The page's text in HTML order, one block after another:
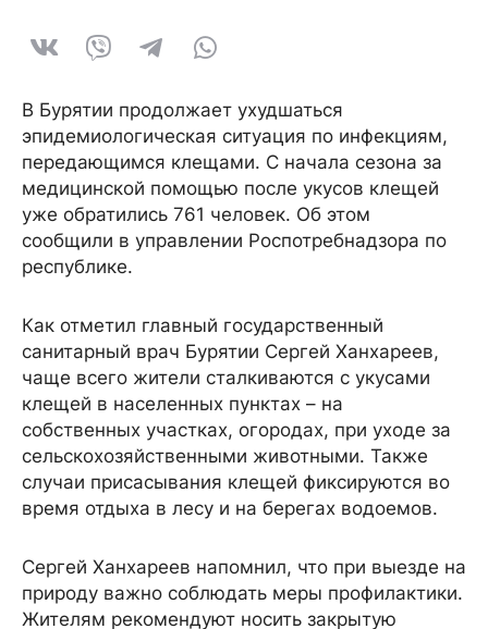
В Бурятии продолжает ухудшаться
эпидемиологическая ситуация по инфекциям,
передающимся клещами. С начала сезона за
медицинской помощью после укусов клещей
уже обратились 761 человек. Об этом
сообщили в управлении Роспотребнадзора по
республике.
Как отметил главный государственный
санитарный врач Бурятии Сергей Ханхареев,
чаще всего жители сталкиваются с укусами
клещей в населенных пунктах – на
собственных участках, огородах, при уходе за
сельскохозяйственными животными. Также
случаи присасывания клещей фиксируются во
время отдыха в лесу и на берегах водоемов.
Сергей Ханхареев напомнил, что при выезде на
природу важно соблюдать меры профилактики.
Жителям рекомендуют носить закрытую